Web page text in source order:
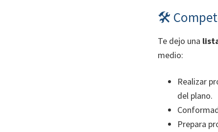
🛠
Te dejo una
medio:
Realizar
del plano.
Prepara